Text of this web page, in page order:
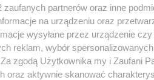
cieszyły się na
zaufanych partnerów oraz inne
na urządzeniu oraz
wysyłane przez urządzenie
reklam, wybór
Za zgodą Użytkownika my i Zaufani
oraz aktywnie skanować